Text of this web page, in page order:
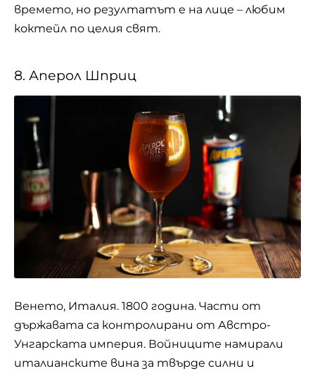
времето, но резултатът е на лице – любим
коктейл по целия свят.
8. Аперол Шприц
Венето, Италия. 1800 година. Части от
държавата са контролирани от Австро-
Унгарската империя. Войниците намирали
италианските вина за твърде силни и